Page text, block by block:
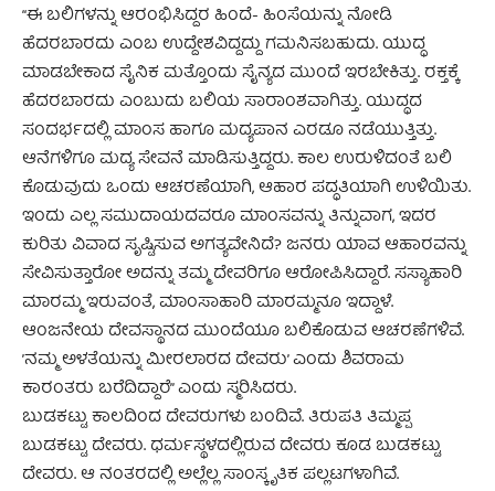
“ಈ ಬಲಿಗಳನ್ನು ಆರಂಭಿಸಿದ್ದರ ಹಿಂದೆ- ಹಿಂಸೆಯನ್ನು ನೋಡಿ
ಹೆದರಬಾರದು ಎಂಬ ಉದ್ದೇಶವಿದ್ದದ್ದು ಗಮನಿಸಬಹುದು. ಯುದ್ಧ
ಮಾಡಬೇಕಾದ ಸೈನಿಕ ಮತ್ತೊಂದು ಸೈನ್ಯದ ಮುಂದೆ ಇರಬೇಕಿತ್ತು. ರಕ್ತಕ್ಕೆ
ಹೆದರಬಾರದು ಎಂಬುದು ಬಲಿಯ ಸಾರಾಂಶವಾಗಿತ್ತು. ಯುದ್ಧದ
ಸಂದರ್ಭದಲ್ಲಿ ಮಾಂಸ ಹಾಗೂ ಮದ್ಯಪಾನ ಎರಡೂ ನಡೆಯುತ್ತಿತ್ತು.
ಆನೆಗಳಿಗೂ ಮದ್ಯ ಸೇವನೆ ಮಾಡಿಸುತ್ತಿದ್ದರು. ಕಾಲ ಉರುಳಿದಂತೆ ಬಲಿ
ಕೊಡುವುದು ಒಂದು ಆಚರಣೆಯಾಗಿ, ಆಹಾರ ಪದ್ಧತಿಯಾಗಿ ಉಳಿಯಿತು.
ಇಂದು ಎಲ್ಲ ಸಮುದಾಯದವರೂ ಮಾಂಸವನ್ನು ತಿನ್ನುವಾಗ, ಇದರ
ಕುರಿತು ವಿವಾದ ಸೃಷ್ಟಿಸುವ ಅಗತ್ಯವೇನಿದೆ? ಜನರು ಯಾವ ಆಹಾರವನ್ನು
ಸೇವಿಸುತ್ತಾರೋ ಅದನ್ನು ತಮ್ಮ ದೇವರಿಗೂ ಆರೋಪಿಸಿದ್ದಾರೆ. ಸಸ್ಯಾಹಾರಿ
ಮಾರಮ್ಮ ಇರುವಂತೆ, ಮಾಂಸಾಹಾರಿ ಮಾರಮ್ಮನೂ ಇದ್ದಾಳೆ.
ಆಂಜನೇಯ ದೇವಸ್ಥಾನದ ಮುಂದೆಯೂ ಬಲಿಕೊಡುವ ಆಚರಣೆಗಳಿವೆ.
’ನಮ್ಮ ಅಳತೆಯನ್ನು ಮೀರಲಾರದ ದೇವರು’ ಎಂದು ಶಿವರಾಮ
ಕಾರಂತರು ಬರೆದಿದ್ದಾರೆ” ಎಂದು ಸ್ಮರಿಸಿದರು.
ಬುಡಕಟ್ಟು ಕಾಲದಿಂದ ದೇವರುಗಳು ಬಂದಿವೆ. ತಿರುಪತಿ ತಿಮ್ಮಪ್ಪ
ಬುಡಕಟ್ಟು ದೇವರು. ಧರ್ಮಸ್ಥಳದಲ್ಲಿರುವ ದೇವರು ಕೂಡ ಬುಡಕಟ್ಟು
ದೇವರು. ಆ ನಂತರದಲ್ಲಿ ಅಲ್ಲೆಲ್ಲ ಸಾಂಸ್ಕೃತಿಕ ಪಲ್ಲಟಗಳಾಗಿವೆ.